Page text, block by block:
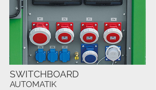
SWITCHBOARD
AUTOMATIK